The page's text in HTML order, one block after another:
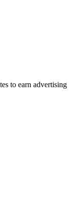
to earn advertising